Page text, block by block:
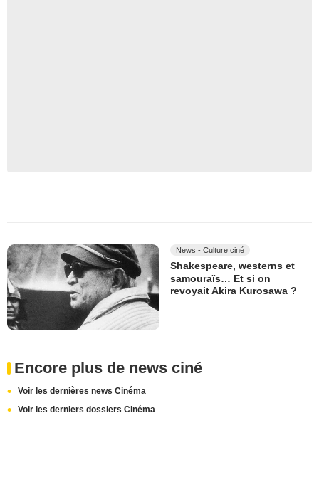
News - Culture ciné
Shakespeare, westerns et
samouraïs… Et si on
revoyait Akira Kurosawa ?
Encore plus de news ciné
Voir les dernières news Cinéma
Voir les derniers dossiers Cinéma